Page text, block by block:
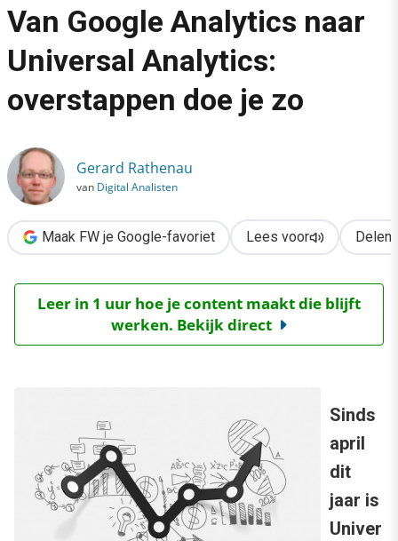
Marketing
›
Van Google Analytics naar Universal Analytics: overstappen
Van Google Analytics naar
Universal Analytics:
overstappen doe je zo
Gerard Rathenau
van Digital Analisten
Maak FW je Google-favoriet Lees voor Delen
Leer in 1 uur hoe je content maakt die blijft
werken. Bekijk direct
Sinds
april
dit
jaar is
Univer